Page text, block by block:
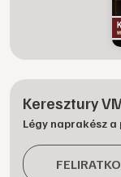
Keresztury
Légy naprakész